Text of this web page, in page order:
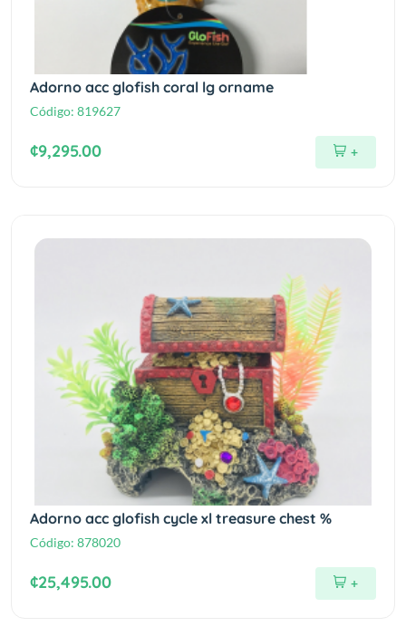
Adorno acc glofish coral lg orname
Código: 819627
¢9,295.00 +
Adorno acc glofish cycle xl treasure chest %
Código: 878020
¢25,495.00 +